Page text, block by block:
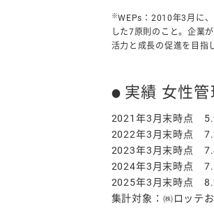
※WEPs：2010年3月に
した7原則のこと。企業
活力と成長の促進を目指
実績 女性
2021年3月末時点
2022年3月末時点
2023年3月末時点
2024年3月末時点
2025年3月末時点
集計対象：㈱ロッテ